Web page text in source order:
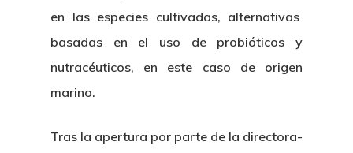
en las especies cultivadas, alternativas
basadas en el uso de probióticos y
nutracéuticos, en este caso de origen
marino.
Tras la apertura por parte de la directora-